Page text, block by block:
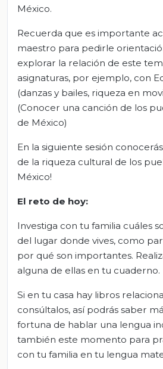
México.
Recuerda que es importante
maestro para pedirle
explorar la relación de este
asignaturas, por ejemplo, con
(danzas y bailes, riqueza en
(Conocer una canción de los
de México)
En la siguiente sesión
de la riqueza cultural de los
México!
El reto de hoy:
Investiga con tu familia cuáles
del lugar donde vives, como
por qué son importantes.
alguna de ellas en tu cuaderno.
Si en tu casa hay libros
consúltalos, así podrás saber
fortuna de hablar una lengua
también este momento para
con tu familia en tu lengua